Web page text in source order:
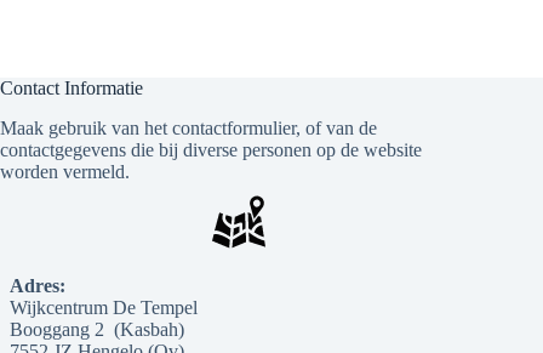
Contact Informatie
Maak gebruik van het contactformulier, of van de
contactgegevens die bij diverse personen op de website
worden vermeld.
Adres:
Wijkcentrum De Tempel
Booggang 2 (Kasbah)